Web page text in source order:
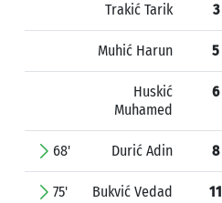
Trakić Tarik 3
Muhić Harun 5
Huskić
Muhamed
6
68' Durić Adin 8
75' Bukvić Vedad 11